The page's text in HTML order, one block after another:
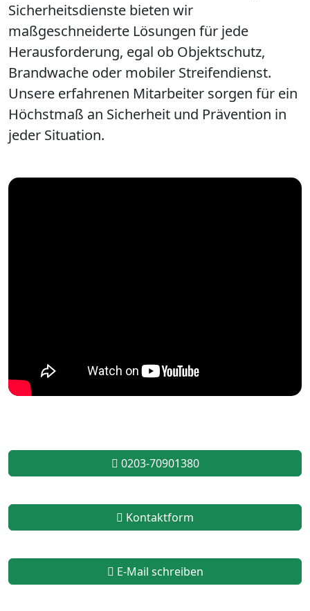
Sicherheitsdienste bieten wir
maßgeschneiderte Lösungen für jede
Herausforderung, egal ob Objektschutz,
Brandwache oder mobiler Streifendienst.
Unsere erfahrenen Mitarbeiter sorgen für ein
Höchstmaß an Sicherheit und Prävention in
jeder Situation.
0203-70901380
Kontaktform
E-Mail schreiben